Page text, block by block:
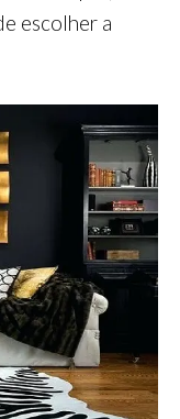
escolher a